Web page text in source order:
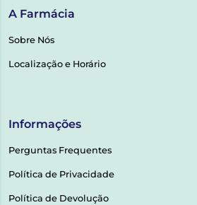
A Farmácia
Sobre Nós
Localização e Horário
Informações
Perguntas Frequentes
Política de Privacidade
Política de Devolução